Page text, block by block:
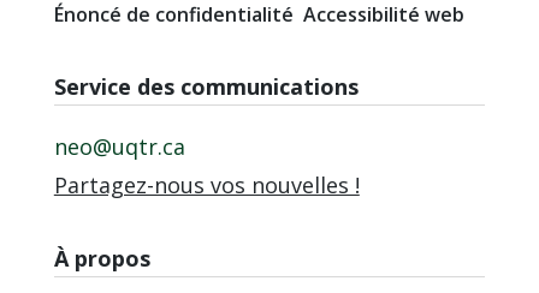
Énoncé de confidentialité Accessibilité web
Service des communications
neo@uqtr.ca
Partagez-nous vos nouvelles !
À propos